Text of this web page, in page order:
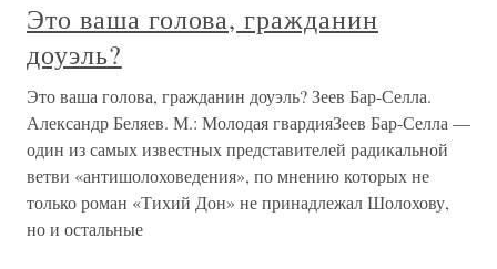
Это ваша голова, гражданин
доуэль?
Это ваша голова, гражданин доуэль? Зеев Бар-Селла.
Александр Беляев. М.: Молодая гвардияЗеев Бар-Селла —
один из самых известных представителей радикальной
ветви «антишолоховедения», по мнению которых не
только роман «Тихий Дон» не принадлежал Шолохову,
но и остальные